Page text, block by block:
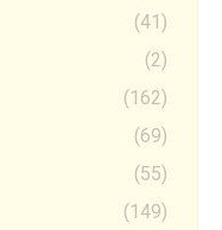
(41)
(2)
(162)
(69)
(55)
(149)